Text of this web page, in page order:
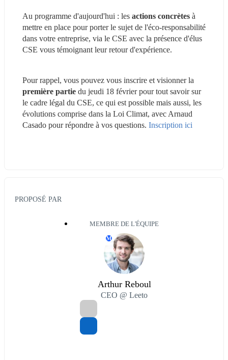
Au programme d'aujourd'hui : les actions concrètes à
mettre en place pour porter le sujet de l'éco-responsabilité
dans votre entreprise, via le CSE avec la présence d'élus
CSE vous témoignant leur retour d'expérience.
première partie du jeudi 18 février pour tout savoir sur
le cadre légal du CSE, ce qui est possible mais aussi, les
évolutions comprise dans la Loi Climat, avec Arnaud
Casado pour répondre à vos questions. Inscription ici
PROPOSÉ PAR
MEMBRE DE L'ÉQUIPE
M
Arthur Reboul
CEO @ Leeto